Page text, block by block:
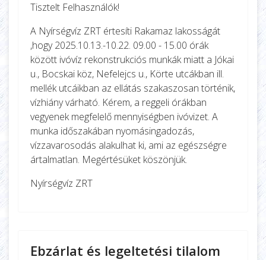
Tisztelt Felhasználók!
A Nyírségvíz ZRT értesíti Rakamaz lakosságát
,hogy 2025.10.13.-10.22. 09.00 - 15.00 órák
között ivóvíz rekonstrukciós munkák miatt a Jókai
u., Bocskai köz, Nefelejcs u., Körte utcákban ill.
mellék utcáikban az ellátás szakaszosan történik,
vízhiány várható. Kérem, a reggeli órákban
vegyenek megfelelő mennyiségben ivóvizet. A
munka időszakában nyomásingadozás,
vízzavarosodás alakulhat ki, ami az egészségre
ártalmatlan. Megértésüket köszönjük.
Nyírségvíz ZRT
Ebzárlat és legeltetési tilalom